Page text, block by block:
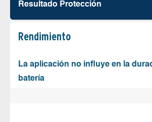
Resultado Protección
Rendimiento
La aplicación no influye en la
batería